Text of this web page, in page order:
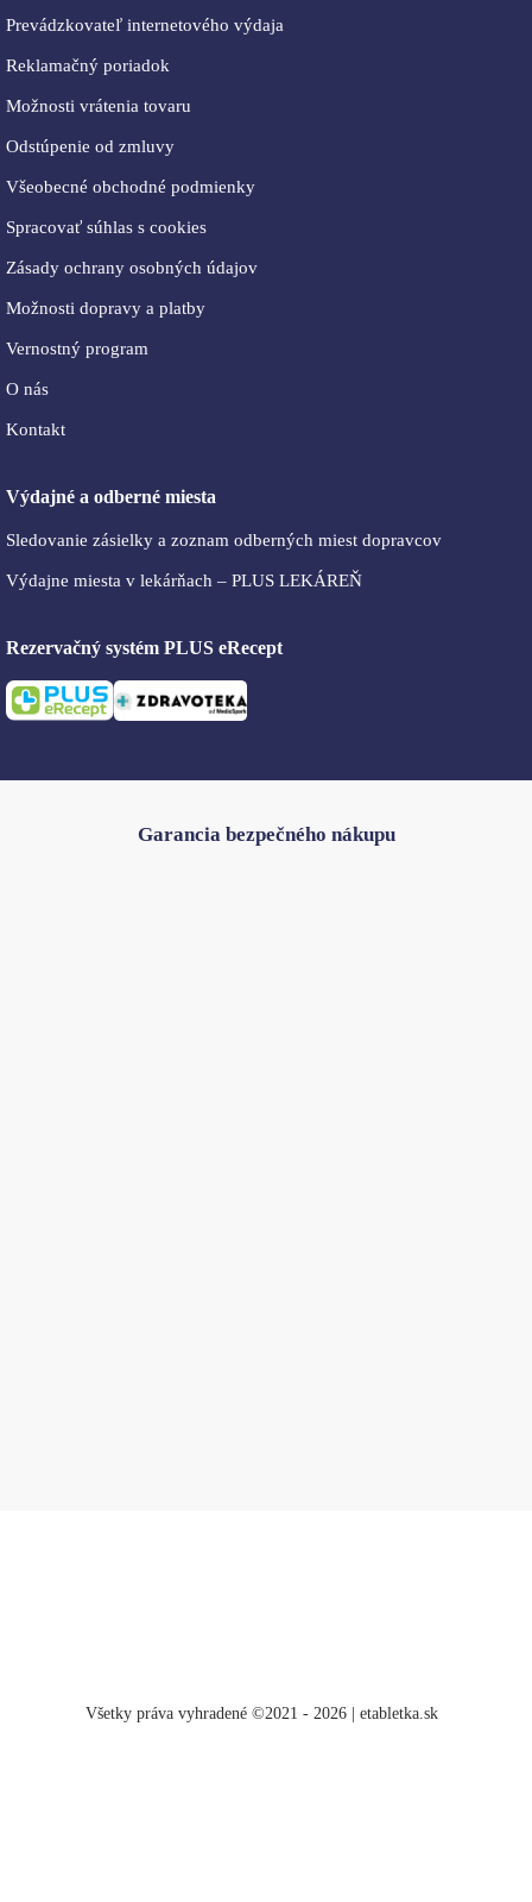
Prevádzkovateľ internetového výdaja
Reklamačný poriadok
Možnosti vrátenia tovaru
Odstúpenie od zmluvy
Všeobecné obchodné podmienky
Spracovať súhlas s cookies
Zásady ochrany osobných údajov
Možnosti dopravy a platby
Vernostný program
O nás
Kontakt
Výdajné a odberné miesta
Sledovanie zásielky a zoznam odberných miest dopravcov
Výdajne miesta v lekárňach – PLUS LEKÁREŇ
Rezervačný systém PLUS eRecept
Garancia bezpečného nákupu
Všetky práva vyhradené ©2021 - 2026 | etabletka.sk